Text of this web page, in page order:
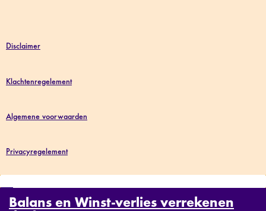
Disclaimer
Klachtenregelement
Algemene voorwaarden
Privacyregelement
Balans en Winst-verlies verrekenen